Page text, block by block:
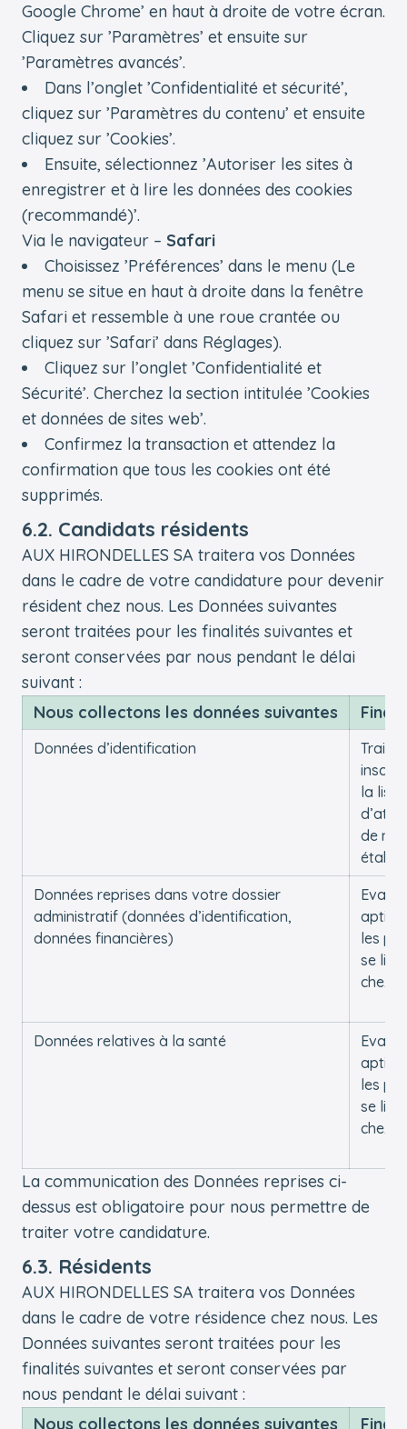
Google Chrome’ en haut à droite de votre écran.
Cliquez sur ’Paramètres’ et ensuite sur
’Paramètres avancés’.
Dans l’onglet ’Confidentialité et sécurité’,
cliquez sur ’Paramètres du contenu’ et ensuite
cliquez sur ’Cookies’.
Ensuite, sélectionnez ’Autoriser les sites à
enregistrer et à lire les données des cookies
(recommandé)’.
Via le navigateur – Safari
Choisissez ’Préférences’ dans le menu (Le
menu se situe en haut à droite dans la fenêtre
Safari et ressemble à une roue crantée ou
cliquez sur ’Safari’ dans Réglages).
Cliquez sur l’onglet ’Confidentialité et
Sécurité’. Cherchez la section intitulée ’Cookies
et données de sites web’.
Confirmez la transaction et attendez la
confirmation que tous les cookies ont été
supprimés.
6.2. Candidats résidents
AUX HIRONDELLES SA traitera vos Données
dans le cadre de votre candidature pour devenir
résident chez nous. Les Données suivantes
seront traitées pour les finalités suivantes et
seront conservées par nous pendant le délai
suivant :
Nous collectons les données suivantes
Données d’identification
la liste
de nos
Données reprises dans votre dossier
administratif (données d’identification,
données financières)
les
se
chez
Données relatives à la santé
les
se
chez
La communication des Données reprises ci-
dessus est obligatoire pour nous permettre de
traiter votre candidature.
6.3. Résidents
AUX HIRONDELLES SA traitera vos Données
dans le cadre de votre résidence chez nous. Les
Données suivantes seront traitées pour les
finalités suivantes et seront conservées par
nous pendant le délai suivant :
Nous collectons les données suivantes